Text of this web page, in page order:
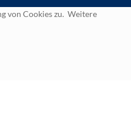
von Cookies zu. Weitere